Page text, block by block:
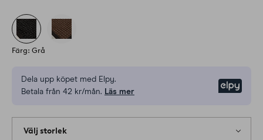
Färg: Grå
Dela upp köpet med Elpy.
Betala från 42 kr/mån. Läs mer
Välj storlek